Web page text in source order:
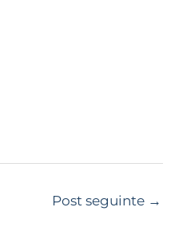
Post seguinte →